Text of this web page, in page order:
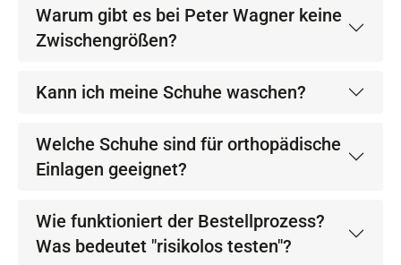
Warum gibt es bei Peter Wagner keine
Zwischengrößen?
Kann ich meine Schuhe waschen?
Welche Schuhe sind für orthopädische
Einlagen geeignet?
Wie funktioniert der Bestellprozess?
Was bedeutet "risikolos testen"?